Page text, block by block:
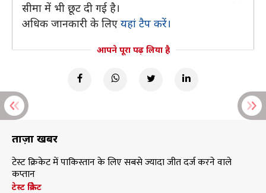
सीमा में भी छूट दी गई है।
अधिक जानकारी के लिए यहां टैप करें।
आपने पूरा पढ़ लिया है
ताज़ा खबरें
टेस्ट क्रिकेट में पाकिस्तान के लिए सबसे ज्यादा जीत दर्ज करने वाले
कप्तान
टेस्ट क्रिकेट